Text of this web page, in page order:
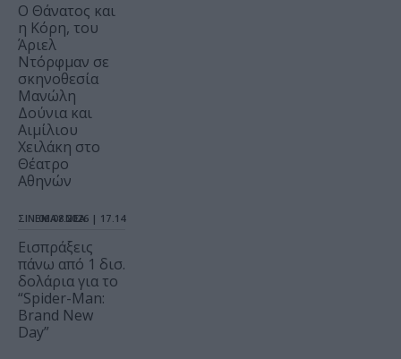
Ο Θάνατος και
η Κόρη, του
Άριελ
Ντόρφμαν σε
σκηνοθεσία
Μανώλη
Δούνια και
Αιμίλιου
Χειλάκη στο
Θέατρο
Αθηνών
ΣΙΝΕΜΑ / ΝΕΑ
06.08.2026 | 17.14
Εισπράξεις
πάνω από 1 δισ.
δολάρια για το
“Spider-Man:
Brand New
Day”